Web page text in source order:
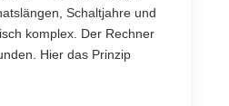
Schaltjahre und
komplex. Der Rechner
Hier das Prinzip